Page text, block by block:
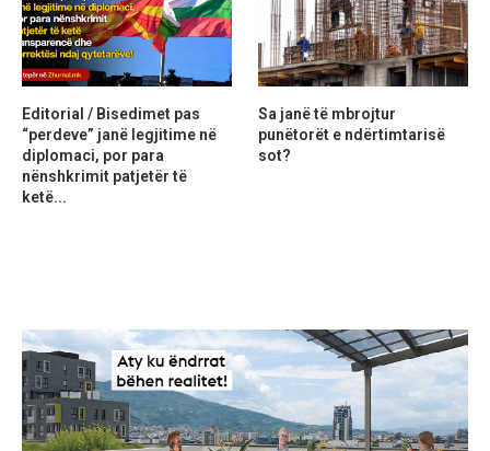
Editorial / Bisedimet pas
“perdeve” janë legjitime në
diplomaci, por para
nënshkrimit patjetër të
ketë...
Sa janë të mbrojtur
punëtorët e ndërtimtarisë
sot?